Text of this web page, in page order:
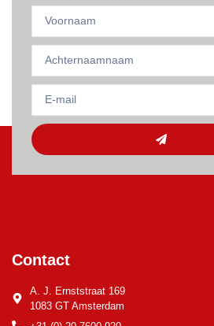
Contact
A. J. Ernststraat 169
1083 GT Amsterdam